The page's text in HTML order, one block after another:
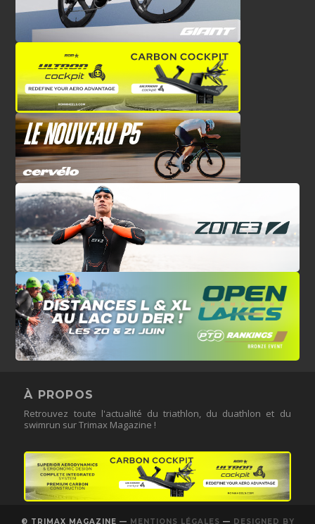
À PROPOS
Retrouvez toute l'actualité du triathlon, du duathlon et du
swimrun sur Trimax Magazine !
© TRIMAX MAGAZINE — MENTIONS LÉGALES — DESIGNED BY